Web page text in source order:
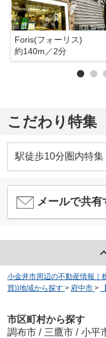
Foris(フォーリス)
約140m／2分
こだわり特集
駅徒歩10分圏内特集
メールで共有
小金井市周辺の不動産情報｜
買))地域から探す > 府中市 >
市区町村から探す
調布市 / 三鷹市 / 小平